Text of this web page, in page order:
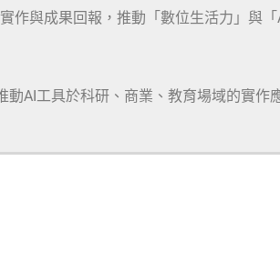
作與成果回報，推動「數位生活力」與
動AI工具於科研、商業、教育場域的實作